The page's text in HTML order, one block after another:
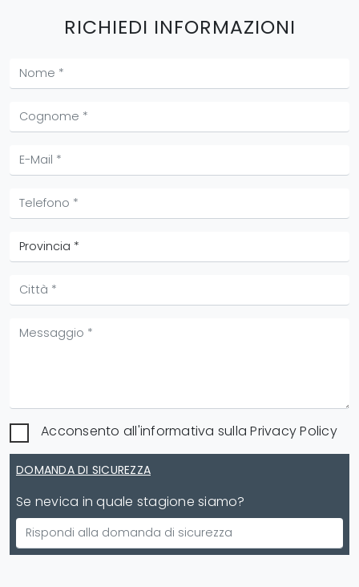
RICHIEDI INFORMAZIONI
Acconsento all'informativa sullaPrivacy Policy
DOMANDA DI SICUREZZA
Se nevica in quale stagione siamo?